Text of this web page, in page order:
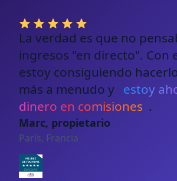
La verdad es que no
ingresos "en directo". Con
estoy consiguiendo
más a menudo y estoy
dinero en comisiones .
Marc, propietario
París, Francia